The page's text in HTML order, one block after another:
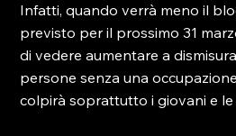
Infatti, quando verrà meno il
previsto per il prossimo 31
di vedere aumentare a
persone senza una
colpirà soprattutto i giovani e le